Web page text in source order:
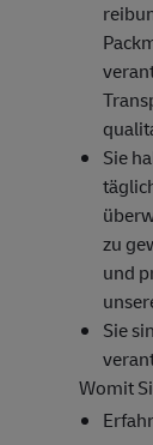
Sie
zu
und
Sie
Womit